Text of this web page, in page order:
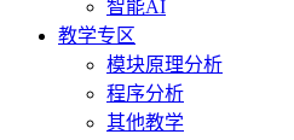
智能AI
教学专区
模块原理分析
程序分析
其他教学